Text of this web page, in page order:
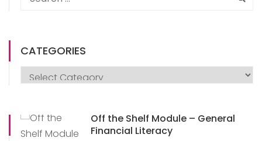
CATEGORIES
Off the Shelf Module – General
Financial Literacy